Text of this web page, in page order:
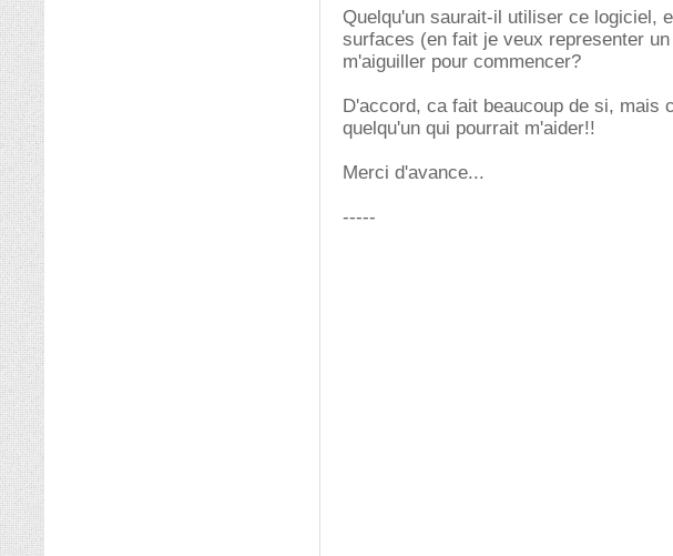
Quelqu'un saurait-il utiliser ce logiciel,
surfaces (en fait je veux representer
m'aiguiller pour commencer?
D'accord, ca fait beaucoup de si, mais
quelqu'un qui pourrait m'aider!!
Merci d'avance...
-----